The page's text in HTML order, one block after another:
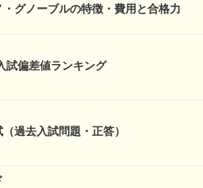
グノーブルの特徴・費用と合格力
試偏差値ランキング
過去入試問題・正答）